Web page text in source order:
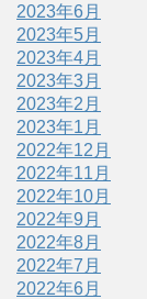
2023年6月
2023年5月
2023年4月
2023年3月
2023年2月
2023年1月
2022年12月
2022年11月
2022年10月
2022年9月
2022年8月
2022年7月
2022年6月